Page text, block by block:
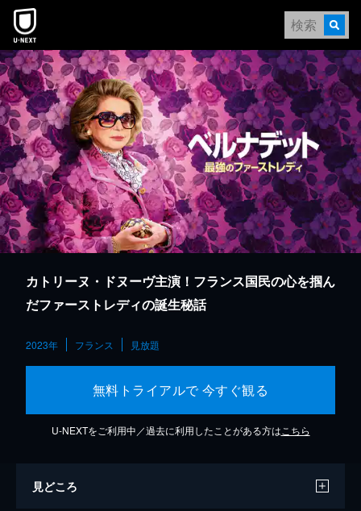
本文へスキップ
カトリーヌ・ドヌーヴ主演！フランス国民の心を掴ん
だファーストレディの誕生秘話
2023年 フランス 見放題
無料トライアルで 今すぐ観る
U-NEXTをご利用中／過去に利用したことがある方は こちら
見どころ